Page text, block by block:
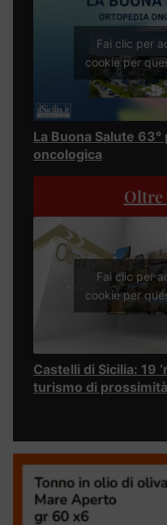
Fai clic per
cookie per
La Buona Salute
oncologica
Oltre
Fai clic per
cookie per
Castelli di Sicilia: 19
turismo di prossimità